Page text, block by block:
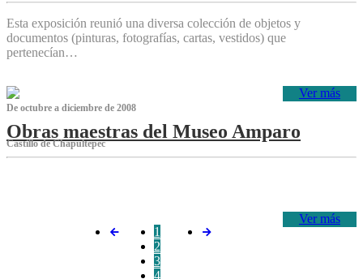
Esta exposición reunió una diversa colección de objetos y
documentos (pinturas, fotografías, cartas, vestidos) que
pertenecían…
Ver más
De octubre a diciembre de 2008
Obras maestras del Museo Amparo
Castillo de Chapultepec
Ver más
1
2
3
4